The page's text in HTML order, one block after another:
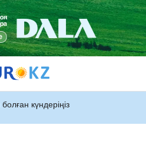
күндеріңіз